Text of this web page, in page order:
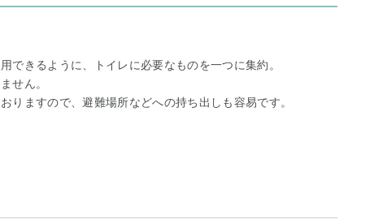
できるように、トイレに必要なものを一つに集約。
せん。
りますので、避難場所などへの持ち出しも容易です。